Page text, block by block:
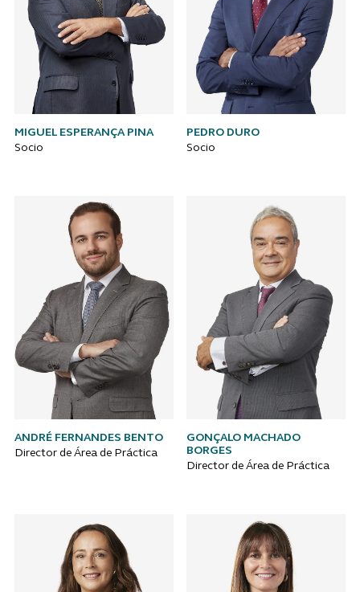
MIGUEL ESPERANÇA PINA
Socio
PEDRO DURO
Socio
ANDRÉ FERNANDES BENTO
Director de Área de Práctica
GONÇALO MACHADO
BORGES
Director de Área de Práctica